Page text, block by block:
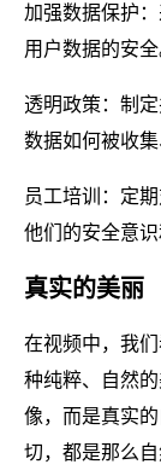
加强数据保护
用户数据的安全
透明政策：制
数据如何被收集
员工培训：定
他们的安全意识
真实的美丽
在视频中，我
种纯粹、自然
像，而是真实
切，都是那么